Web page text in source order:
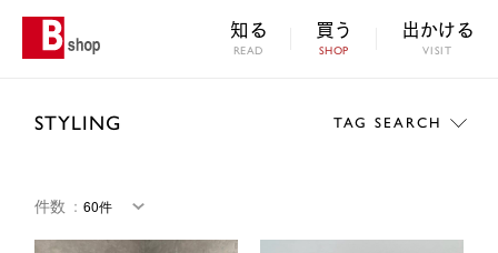
知る
READ
買う
SHOP
出かける
VISIT
STYLING TAG SEARCH
件数 ：